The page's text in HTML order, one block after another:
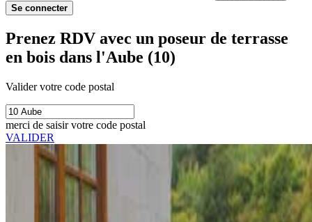
Se connecter
Prenez RDV avec un poseur de terrasse
en bois dans l'Aube (10)
Valider votre code postal
merci de saisir votre code postal
VALIDER